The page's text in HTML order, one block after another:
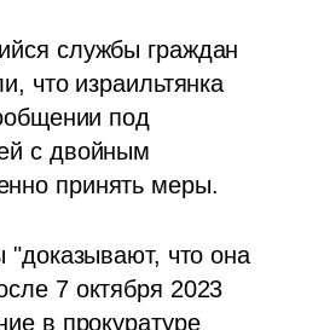
службы граждан
что израильтянка
под
с двойным
принять меры.
"доказывают, что она
7 октября 2023
в прокуратуре